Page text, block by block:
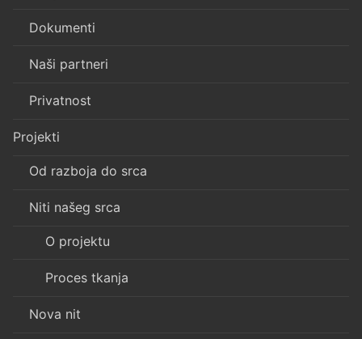
Dokumenti
Naši partneri
Privatnost
Projekti
Od razboja do srca
Niti našeg srca
O projektu
Proces tkanja
Nova nit